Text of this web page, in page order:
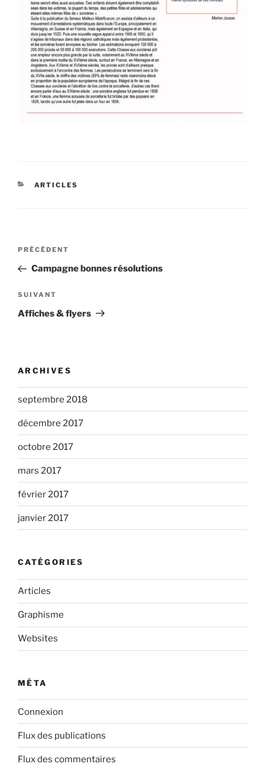
CATÉGORIES
ARTICLES
Navigation
l’article
Article
précédent
PRÉCÉDENT
Campagne bonnes résolutions
Article
suivant
SUIVANT
Affiches & flyers
ARCHIVES
septembre 2018
décembre 2017
octobre 2017
mars 2017
février 2017
janvier 2017
CATÉGORIES
Articles
Graphisme
Websites
MÉTA
Connexion
Flux des publications
Flux des commentaires